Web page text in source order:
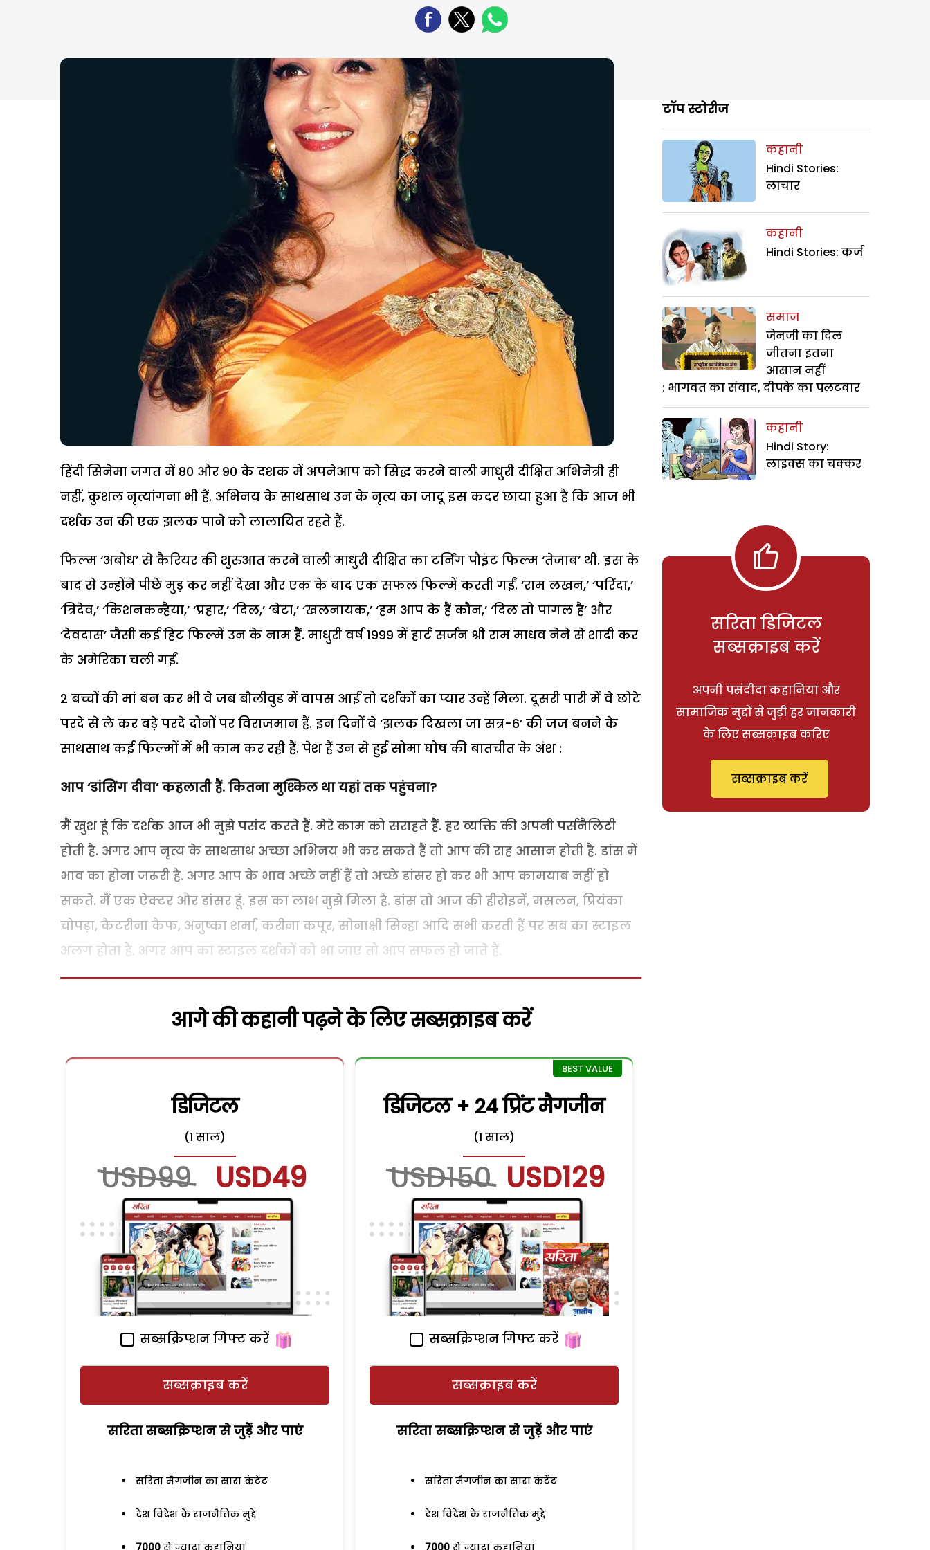
हिंदी सिनेमा जगत में 80 और 90 के दशक में अपनेआप को सिद्ध करने वाली माधुरी दीक्षित अभिनेत्री ही
नहीं, कुशल नृत्यांगना भी हैं. अभिनय के साथसाथ उन के नृत्य का जादू इस कदर छाया हुआ है कि आज भी
दर्शक उन की एक झलक पाने को लालायित रहते हैं.
फिल्म ‘अबोध’ से कैरियर की शुरुआत करने वाली माधुरी दीक्षित का टर्निंग पौइंट फिल्म ‘तेजाब’ थी. इस के
बाद से उन्होंने पीछे मुड़ कर नहीं देखा और एक के बाद एक सफल फिल्में करती गईं. ‘राम लखन,’ ‘परिंदा,’
‘त्रिदेव,’ ‘किशनकन्हैया,’ ‘प्रहार,’ ‘दिल,’ ‘बेटा,’ ‘खलनायक,’ ‘हम आप के हैं कौन,’ ‘दिल तो पागल है’ और
‘देवदास’ जैसी कई हिट फिल्में उन के नाम हैं. माधुरी वर्ष 1999 में हार्ट सर्जन श्री राम माधव नेने से शादी कर
के अमेरिका चली गईं.
2 बच्चों की मां बन कर भी वे जब बौलीवुड में वापस आईं तो दर्शकों का प्यार उन्हें मिला. दूसरी पारी में वे छोटे
परदे से ले कर बड़े परदे दोनों पर विराजमान हैं. इन दिनों वे ‘झलक दिखला जा सत्र-6’ की जज बनने के
साथसाथ कई फिल्मों में भी काम कर रही हैं. पेश हैं उन से हुई सोमा घोष की बातचीत के अंश :
आप ‘डांसिंग दीवा’ कहलाती हैं. कितना मुश्किल था यहां तक पहुंचना?
मैं खुश हूं कि दर्शक आज भी मुझे पसंद करते हैं. मेरे काम को सराहते हैं. हर व्यक्ति की अपनी पर्सनैलिटी
होती है. अगर आप नृत्य के साथसाथ अच्छा अभिनय भी कर सकते हैं तो आप की राह आसान होती है. डांस में
भाव का होना जरूरी है. अगर आप के भाव अच्छे नहीं हैं तो अच्छे डांसर हो कर भी आप कामयाब नहीं हो
सकते. मैं एक ऐक्टर और डांसर हूं. इस का लाभ मुझे मिला है. डांस तो आज की हीरोइनें, मसलन, प्रियंका
चोपड़ा, कैटरीना कैफ, अनुष्का शर्मा, करीना कपूर, सोनाक्षी सिन्हा आदि सभी करती हैं पर सब का स्टाइल
अलग होता है. अगर आप का स्टाइल दर्शकों को भा जाए तो आप सफल हो जाते हैं.
आगे की कहानी पढ़ने के लिए सब्सक्राइब करें
डिजिटल
(1 साल)
USD99 USD49
सब्सक्रिप्शन गिफ्ट करें
सब्सक्राइब करें
सरिता सब्सक्रिप्शन से जुड़ेें और पाएं
सरिता मैगजीन का सारा कंटेंट
देश विदेश के राजनैतिक मुद्दे
डिजिटल + 24 प्रिंट मैगजीन
(1 साल)
USD150 USD129
सब्सक्रिप्शन गिफ्ट करें
सब्सक्राइब करें
सरिता सब्सक्रिप्शन से जुड़ेें और पाएं
सरिता मैगजीन का सारा कंटेंट
देश विदेश के राजनैतिक मुद्दे
टॉप स्टोरीज
कहानी
Hindi Stories:
लाचार
कहानी
Hindi Stories: कर्ज
समाज
जेनजी का दिल
जीतना इतना
आसान नहीं
: भागवत का संवाद, दीपके का पलटवार
कहानी
Hindi Story:
लाइक्स का चक्कर
सरिता डिजिटल
सब्सक्राइब करें
अपनी पसंदीदा कहानियां और
सामाजिक मुद्दों से जुड़ी हर जानकारी
के लिए सब्सक्राइब करिए
सब्सक्राइब करें